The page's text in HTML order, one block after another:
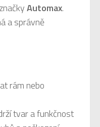
Automax.
a správně
rám nebo
tvar a funkčnost